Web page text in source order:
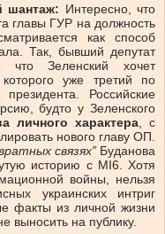
шантаж: Интересно, что
главы ГУР на должность
как способ
Так, бывший депутат
что Зеленский хочет
которого уже третий по
Российские
будто у Зеленского
личного характера, с
нового главу ОП.
связях” Буданова
историю с MI6. Хотя
войны, нельзя
украинских интриг
факты из личной жизни
выносить на публику.